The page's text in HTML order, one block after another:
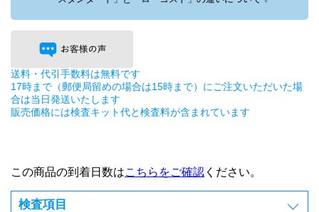
送料・代引手数料は無料です
17時まで（郵便局留めの場合は15時まで）にご注文いただいた場
合は当日発送いたします
販売価格には検査キット代と検査料が含まれています
この商品の到着日数はこちらをご確認 ください。
検査項目